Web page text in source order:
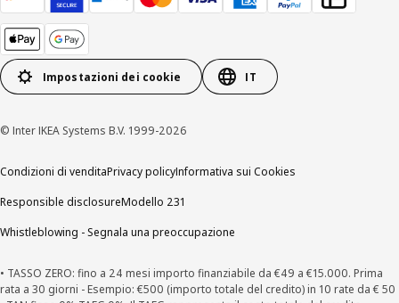
Impostazioni dei cookie IT
© Inter IKEA Systems B.V. 1999-2026
Condizioni di venditaPrivacy policyInformativa sui Cookies
Responsible disclosureModello 231
Whistleblowing - Segnala una preoccupazione
• TASSO ZERO: fino a 24 mesi importo finanziabile da €49 a €15.000. Prima
rata a 30 giorni - Esempio: €500 (importo totale del credito) in 10 rate da € 50